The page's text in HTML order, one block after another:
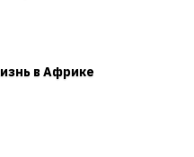
в Африке